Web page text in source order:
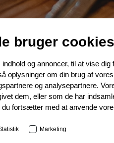
bruger cookies
og annoncer, til at vise
oplysninger om din brug af
og analysepartnere.
dem, eller som de har
fortsætter med at anvende
Marketing
her.